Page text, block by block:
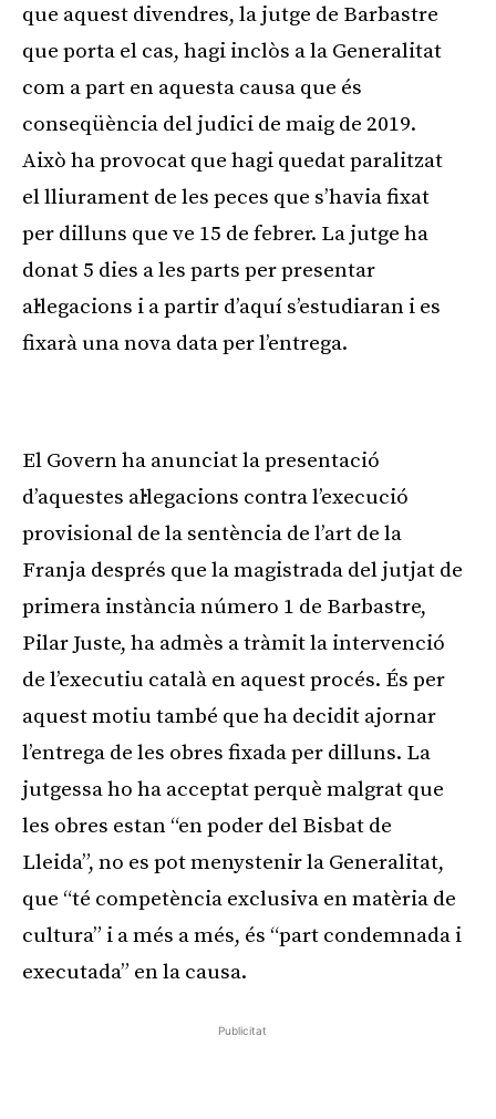
que aquest divendres, la jutge de Barbastre
que porta el cas, hagi inclòs a la Generalitat
com a part en aquesta causa que és
conseqüència del judici de maig de 2019.
Això ha provocat que hagi quedat paralitzat
el lliurament de les peces que s’havia fixat
per dilluns que ve 15 de febrer. La jutge ha
donat 5 dies a les parts per presentar
al·legacions i a partir d’aquí s’estudiaran i es
fixarà una nova data per l’entrega.
El Govern ha anunciat la presentació
d’aquestes al·legacions contra l’execució
provisional de la sentència de l’art de la
Franja després que la magistrada del jutjat de
primera instància número 1 de Barbastre,
Pilar Juste, ha admès a tràmit la intervenció
de l’executiu català en aquest procés. És per
aquest motiu també que ha decidit ajornar
l’entrega de les obres fixada per dilluns. La
jutgessa ho ha acceptat perquè malgrat que
les obres estan “en poder del Bisbat de
Lleida”, no es pot menystenir la Generalitat,
que “té competència exclusiva en matèria de
cultura” i a més a més, és “part condemnada i
executada” en la causa.
Publicitat